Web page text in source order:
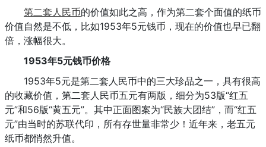
第二套人民币的价值如此之高，作为第二套个面值的纸币
价值自然是不低，比如1953年5元钱币，现在的价值也早已翻
倍，涨幅很大。
1953年5元钱币价格
1953年5元是第二套人民币中的三大珍品之一，具有很高
的收藏价值，第二套人民币五元有两版，细分为53版“红五
元”和56版“黄五元”。其中正面图案为“民族大团结”，而“红五
元”由当时的苏联代印，所有存世量非常少！近年来，老五元
纸币都悄然升值。